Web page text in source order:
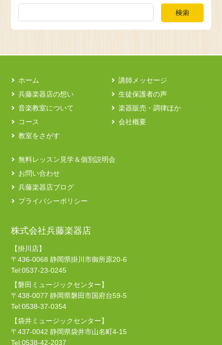
検索
株式会社兵藤楽器店
【掛川店】
〒436-0068 静岡県掛川市御所原20-6
Tel:0537-23-0245
【磐田ミュージックセンター】
〒438-0077 静岡県磐田市国府台59-5
Tel:0538-37-0354
【袋井ミュージックセンター】
〒437-0042 静岡県袋井市山名町4-15
Tel:0538-42-2037
ホーム
兵藤楽器店の想い
音楽教室について
コース
教室をさがす
講師メッセージ
生徒保護者の声
楽器販売・調律ほか
会社概要
無料レッスン見学＆個別説明会
お問い合わせ
兵藤楽器店ブログ
プライバシーポリシー